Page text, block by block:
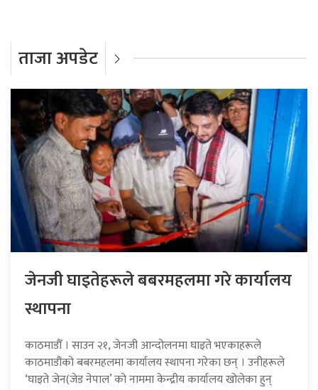
ताजा अपडेट
जेनजी घाइतेहरूले बबरमहलमा गरे कार्यालय
स्थापना
काठमाडौँ । साउन २१, जेनजी आन्दोलनमा घाइते भएकाहरूले
काठमाडौंको बबरमहलमा कार्यालय स्थापना गरेका छन् । उनीहरूले
‘घाइते जेन(जेड नेपाल’ को नाममा केन्द्रीय कार्यालय खोलेका हुन्